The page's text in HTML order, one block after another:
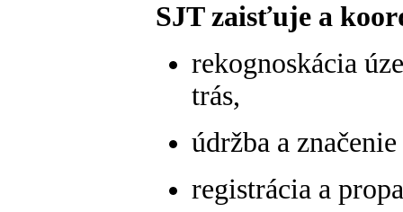
SJT zaisťuje a
rekognoskácia
trás,
údržba a
registrácia a